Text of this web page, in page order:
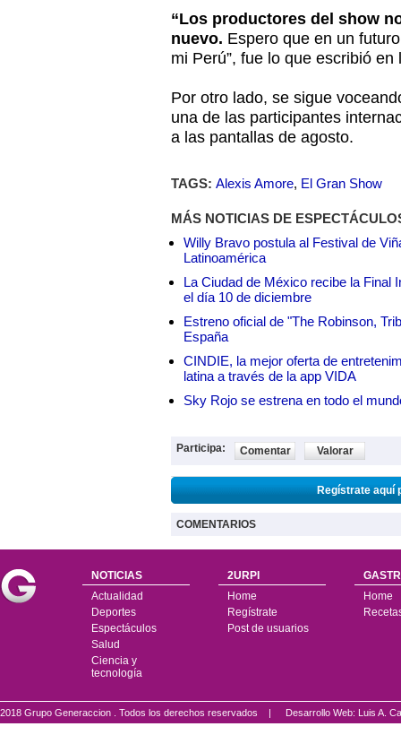
“Los productores del show
nuevo. Espero que en un
mi Perú”, fue lo que escribió
Por otro lado, se sigue
una de las participantes
a las pantallas de agosto.
TAGS: Alexis Amore, El Gran Show
MÁS NOTICIAS DE
Willy Bravo postula al Festival de
Latinoamérica
La Ciudad de México recibe la Final
el día 10 de diciembre
Estreno oficial de "The Robinson,
España
CINDIE, la mejor oferta de
latina a través de la app VIDA
Sky Rojo se estrena en todo el
Participa: Comentar Valorar
Regístrate aquí
COMENTARIOS
NOTICIAS
Actualidad
Deportes
Espectáculos
Salud
Ciencia y
tecnología
2URPI
Home
Regístrate
Post de usuarios
Home
2018 Grupo Generaccion . Todos los derechos reservados | Desarrollo Web: Luis